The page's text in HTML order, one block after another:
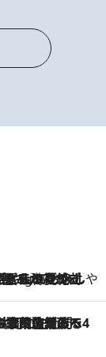
スイーツで夏を満喫
Ago
門・市川中車ら豪華座組みで4年目の立川立飛歌舞伎へ